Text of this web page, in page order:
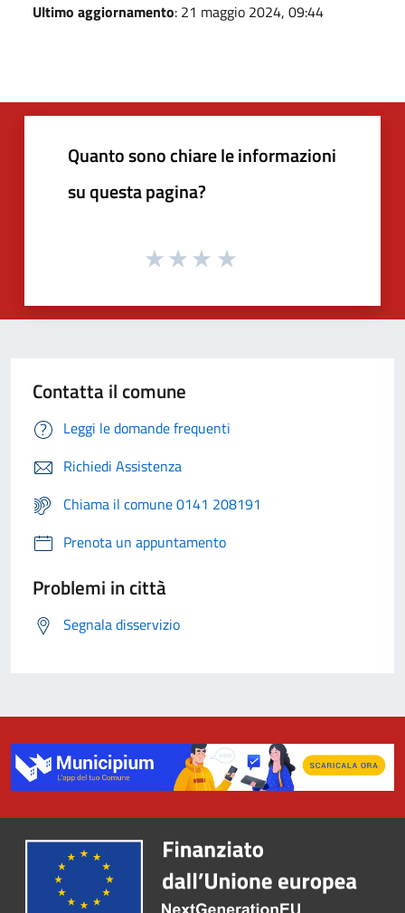
Ultimo aggiornamento: 21 maggio 2024, 09:44
Quanto sono chiare le informazioni
su questa pagina?
Contatta il comune
Leggi le domande frequenti
Richiedi Assistenza
Chiama il comune 0141 208191
Prenota un appuntamento
Problemi in città
Segnala disservizio